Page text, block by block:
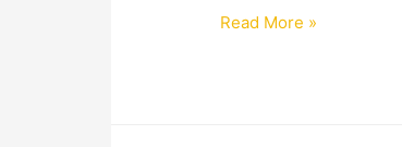
Read More »